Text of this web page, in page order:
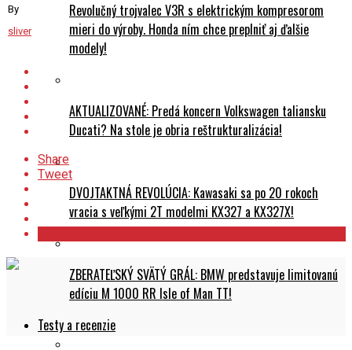
Revolučný trojvalec V3R s elektrickým kompresorom
mieri do výroby. Honda ním chce preplniť aj ďalšie
modely!
AKTUALIZOVANÉ: Predá koncern Volkswagen taliansku
Ducati? Na stole je obria reštrukturalizácia!
DVOJTAKTNÁ REVOLÚCIA: Kawasaki sa po 20 rokoch
vracia s veľkými 2T modelmi KX327 a KX327X!
ZBERATEĽSKÝ SVÄTÝ GRÁL: BMW predstavuje limitovanú
edíciu M 1000 RR Isle of Man TT!
Testy a recenzie
By
sliver
Share
Tweet